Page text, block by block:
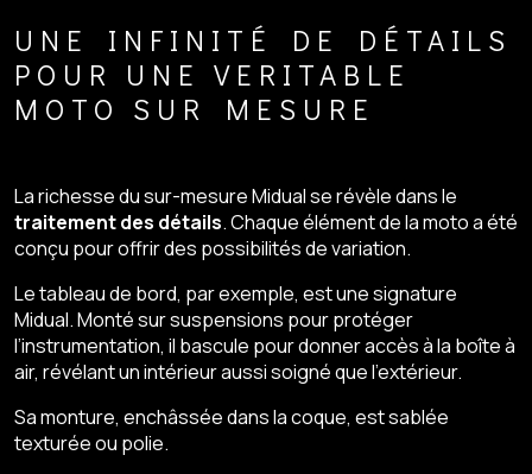
UNE INFINITÉ DE DÉTAILS
POUR UNE VERITABLE
MOTO SUR MESURE
La richesse du sur-mesure Midual se révèle dans le
traitement des détails. Chaque élément de la moto a été
conçu pour offrir des possibilités de variation.
Le tableau de bord, par exemple, est une signature
Midual. Monté sur suspensions pour protéger
l’instrumentation, il bascule pour donner accès à la boîte à
air, révélant un intérieur aussi soigné que l’extérieur.
Sa monture, enchâssée dans la coque, est sablée
texturée ou polie.